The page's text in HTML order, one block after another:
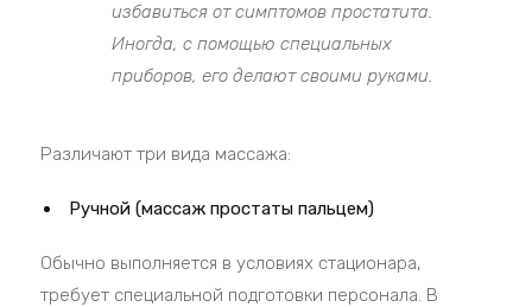
избавиться от симптомов простатита.
Иногда, с помощью специальных
приборов, его делают своими руками.
Различают три вида массажа:
Ручной (массаж простаты пальцем)
Обычно выполняется в условиях стационара,
требует специальной подготовки персонала. В